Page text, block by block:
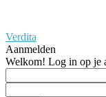
Verdita
Aanmelden
Welkom! Log in op je